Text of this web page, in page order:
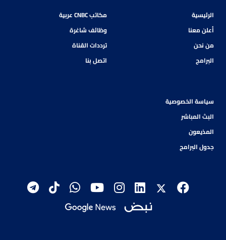
الرئيسية
أعلن معنا
من نحن
البرامج
مكاتب CNBC عربية
وظائف شاغرة
ترددات القناة
اتصل بنا
سياسة الخصوصية
البث المباشر
المذيعون
جدول البرامج